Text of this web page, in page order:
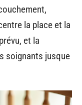
la place et la
et la
soignants jusque